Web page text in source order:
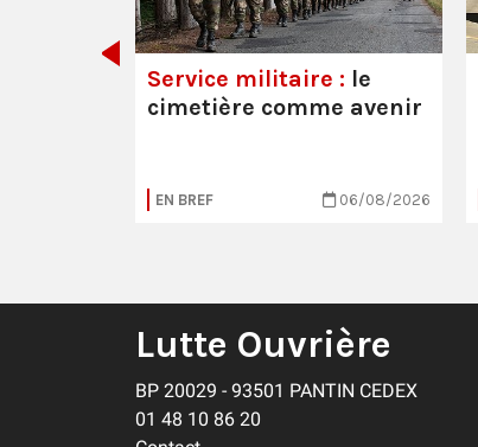
Service militaire : le
cimetière comme avenir
EN BREF 06/08/2026
Lutte Ouvrière
BP 20029 - 93501 PANTIN CEDEX
01 48 10 86 20